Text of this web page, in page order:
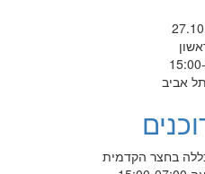
אביב
בחצר הקדמית